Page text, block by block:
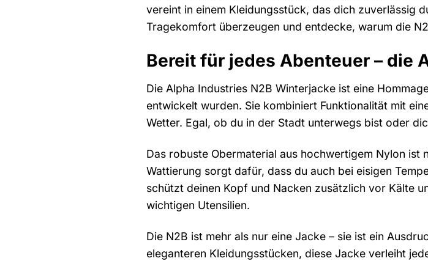
vereint in einem Kleidungsstück, das dich zuverlässig
Tragekomfort überzeugen und entdecke, warum die
Bereit für jedes Abenteuer – die
Die Alpha Industries N2B Winterjacke ist eine
entwickelt wurden. Sie kombiniert Funktionalität mit
Wetter. Egal, ob du in der Stadt unterwegs bist oder
Das robuste Obermaterial aus hochwertigem Nylon
Wattierung sorgt dafür, dass du auch bei eisigen
schützt deinen Kopf und Nacken zusätzlich vor Kälte
wichtigen Utensilien.
Die N2B ist mehr als nur eine Jacke – sie ist ein
eleganteren Kleidungsstücken, diese Jacke verleiht